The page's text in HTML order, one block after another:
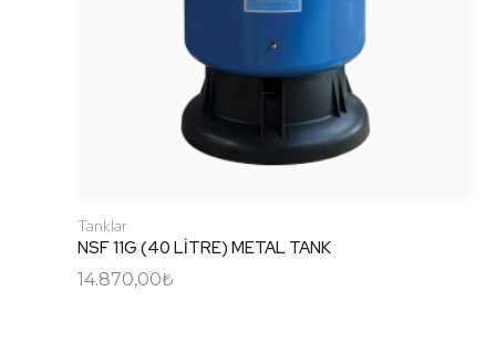
Tanklar
NSF 11G (40 LİTRE) METAL TANK
14.870,00₺